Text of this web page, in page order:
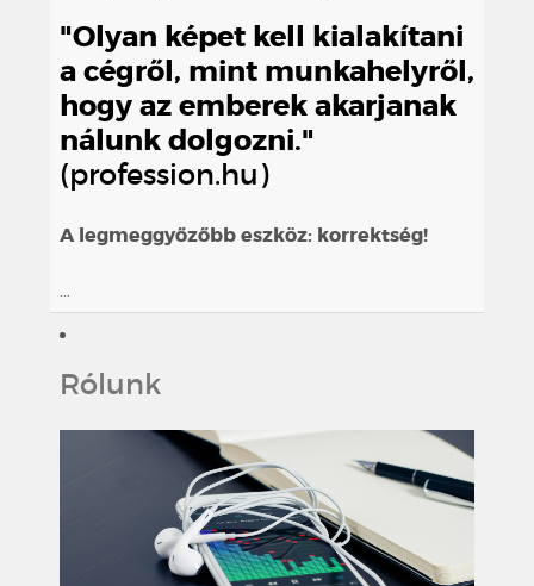
"Olyan képet kell kialakítani
a cégről, mint munkahelyről,
hogy az emberek akarjanak
nálunk dolgozni."
(profession.hu)
A legmeggyőzőbb eszköz: korrektség!
Rólunk